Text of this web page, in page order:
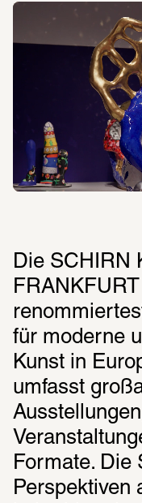
Die SCHIRN
für moderne
Kunst in
umfasst
Formate. Die
Perspektiven